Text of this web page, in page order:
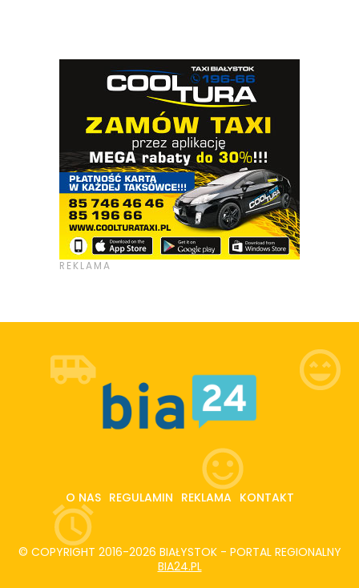
O NAS REGULAMIN REKLAMA KONTAKT
© COPYRIGHT 2016-2026 BIAŁYSTOK - PORTAL REGIONALNY
BIA24.PL